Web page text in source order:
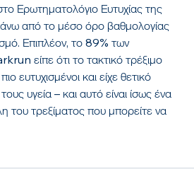
Ερωτηματολόγιο Ευτυχίας της
από το μέσο όρο βαθμολογίας
Επιπλέον, το 89% των
είπε ότι το τακτικό τρέξιμο
ευτυχισμένοι και είχε θετικό
υγεία – και αυτό είναι ίσως ένα
του τρεξίματος που μπορείτε να